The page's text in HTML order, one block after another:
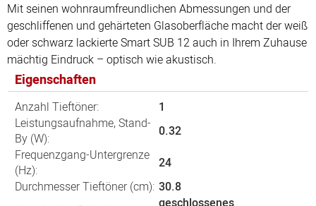
Mit seinen wohnraumfreundlichen Abmessungen und der
geschliffenen und gehärteten Glasoberfläche macht der weiß
oder schwarz lackierte Smart SUB 12 auch in Ihrem Zuhause
mächtig Eindruck – optisch wie akustisch.
Eigenschaften
Anzahl Tieftöner:
1
Leistungsaufnahme, Stand-
By (W):
0.32
Frequenzgang-Untergrenze
(Hz):
24
Durchmesser Tieftöner (cm): 30.8